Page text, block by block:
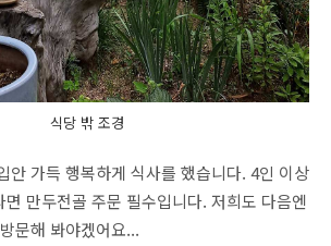
식당 밖 조경
안 가득 행복하게 식사를 했습니다. 4인 이상
면 만두전골 주문 필수입니다. 저희도 다음엔
문해 봐야겠어요...